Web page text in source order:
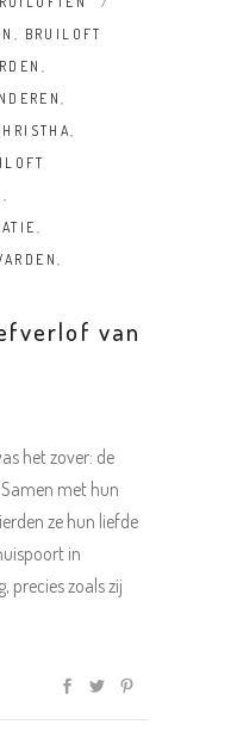
, BRUILOFT
,
,
,
,
,
,
van
het zover: de
met hun
ze hun liefde
in
precies zoals zij